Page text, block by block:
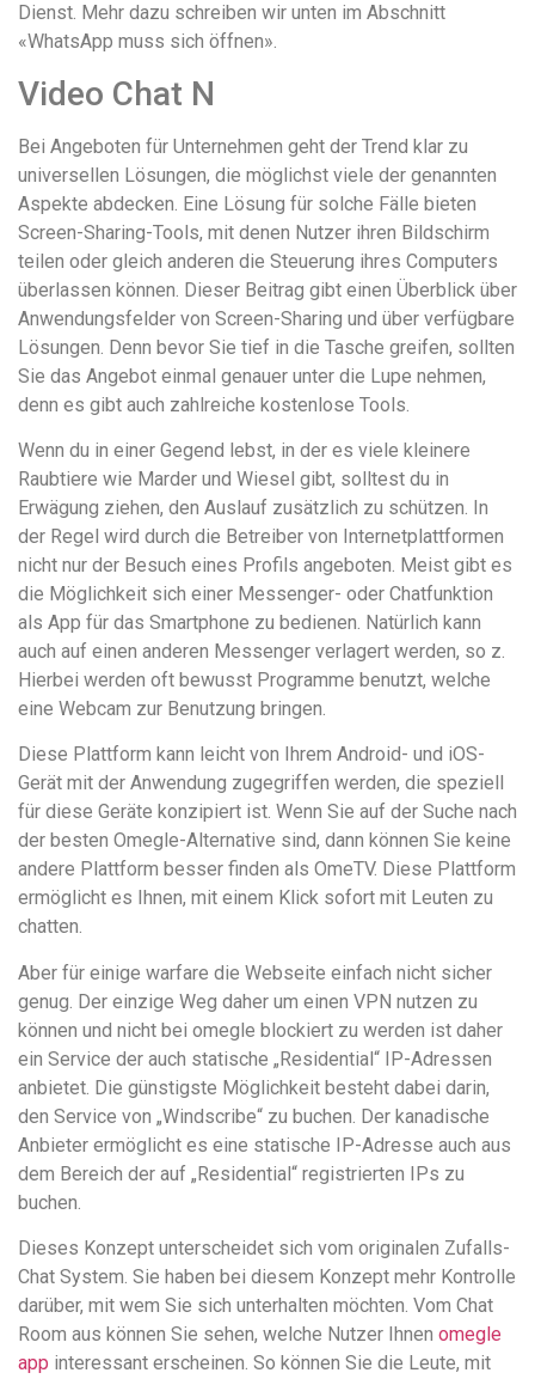
Dienst. Mehr dazu schreiben wir unten im Abschnitt
«WhatsApp muss sich öffnen».
Video Chat N
Bei Angeboten für Unternehmen geht der Trend klar zu
universellen Lösungen, die möglichst viele der genannten
Aspekte abdecken. Eine Lösung für solche Fälle bieten
Screen-Sharing-Tools, mit denen Nutzer ihren Bildschirm
teilen oder gleich anderen die Steuerung ihres Computers
überlassen können. Dieser Beitrag gibt einen Überblick über
Anwendungsfelder von Screen-Sharing und über verfügbare
Lösungen. Denn bevor Sie tief in die Tasche greifen, sollten
Sie das Angebot einmal genauer unter die Lupe nehmen,
denn es gibt auch zahlreiche kostenlose Tools.
Wenn du in einer Gegend lebst, in der es viele kleinere
Raubtiere wie Marder und Wiesel gibt, solltest du in
Erwägung ziehen, den Auslauf zusätzlich zu schützen. In
der Regel wird durch die Betreiber von Internetplattformen
nicht nur der Besuch eines Profils angeboten. Meist gibt es
die Möglichkeit sich einer Messenger- oder Chatfunktion
als App für das Smartphone zu bedienen. Natürlich kann
auch auf einen anderen Messenger verlagert werden, so z.
Hierbei werden oft bewusst Programme benutzt, welche
eine Webcam zur Benutzung bringen.
Diese Plattform kann leicht von Ihrem Android- und iOS-
Gerät mit der Anwendung zugegriffen werden, die speziell
für diese Geräte konzipiert ist. Wenn Sie auf der Suche nach
der besten Omegle-Alternative sind, dann können Sie keine
andere Plattform besser finden als OmeTV. Diese Plattform
ermöglicht es Ihnen, mit einem Klick sofort mit Leuten zu
chatten.
Aber für einige warfare die Webseite einfach nicht sicher
genug. Der einzige Weg daher um einen VPN nutzen zu
können und nicht bei omegle blockiert zu werden ist daher
ein Service der auch statische „Residential“ IP-Adressen
anbietet. Die günstigste Möglichkeit besteht dabei darin,
den Service von „Windscribe“ zu buchen. Der kanadische
Anbieter ermöglicht es eine statische IP-Adresse auch aus
dem Bereich der auf „Residential“ registrierten IPs zu
buchen.
Dieses Konzept unterscheidet sich vom originalen Zufalls-
Chat System. Sie haben bei diesem Konzept mehr Kontrolle
darüber, mit wem Sie sich unterhalten möchten. Vom Chat
Room aus können Sie sehen, welche Nutzer Ihnen omegle
app interessant erscheinen. So können Sie die Leute, mit